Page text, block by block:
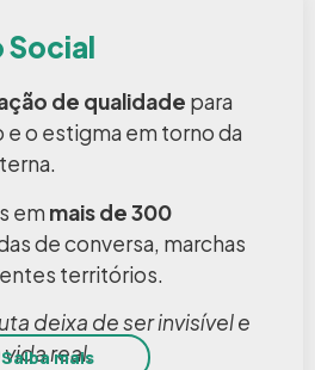
Social
de qualidade para
o estigma em torno da
em mais de 300
de conversa, marchas
territórios.
deixa de ser invisível e
vida real.
Saiba mais